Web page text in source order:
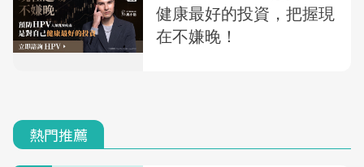
熱門推薦